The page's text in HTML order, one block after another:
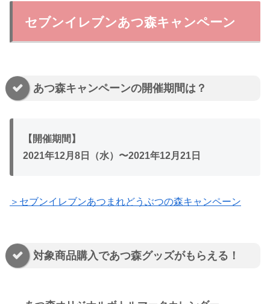
セブンイレブンあつ森キャンペーン
あつ森キャンペーンの開催期間は？
【開催期間】
2021年12月8日（水）〜2021年12月21日
＞セブンイレブンあつまれどうぶつの森キャンペーン
対象商品購入であつ森グッズがもらえる！